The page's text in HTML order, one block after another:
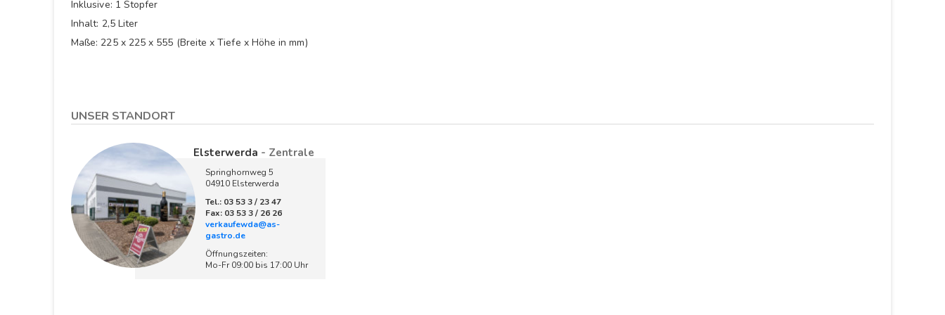
Inklusive: 1 Stopfer
Inhalt: 2,5 Liter
Maße: 225 x 225 x 555 (Breite x Tiefe x Höhe in mm)
UNSER STANDORT
Elsterwerda - Zentrale
Springhornweg 5
04910 Elsterwerda
Tel.: 03 53 3 / 23 47
Fax: 03 53 3 / 26 26
verkaufewda@as-
gastro.de
Öffnungszeiten:
Mo-Fr 09:00 bis 17:00 Uhr